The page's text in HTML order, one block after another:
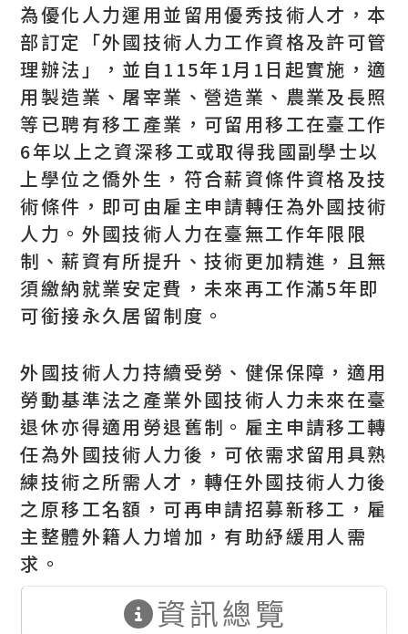
為優化人力運用並留用優秀技術人才，本
部訂定「外國技術人力工作資格及許可管
理辦法」，並自115年1月1日起實施，適
用製造業、屠宰業、營造業、農業及長照
等已聘有移工產業，可留用移工在臺工作
6年以上之資深移工或取得我國副學士以
上學位之僑外生，符合薪資條件資格及技
術條件，即可由雇主申請轉任為外國技術
人力。外國技術人力在臺無工作年限限
制、薪資有所提升、技術更加精進，且無
須繳納就業安定費，未來再工作滿5年即
可銜接永久居留制度。
外國技術人力持續受勞、健保保障，適用
勞動基準法之產業外國技術人力未來在臺
退休亦得適用勞退舊制。雇主申請移工轉
任為外國技術人力後，可依需求留用具熟
練技術之所需人才，轉任外國技術人力後
之原移工名額，可再申請招募新移工，雇
主整體外籍人力增加，有助紓緩用人需
求。
資訊總覽